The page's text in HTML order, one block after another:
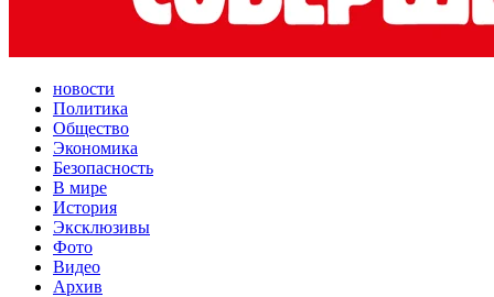
новости
Политика
Общество
Экономика
Безопасность
В мире
История
Эксклюзивы
Фото
Видео
Архив